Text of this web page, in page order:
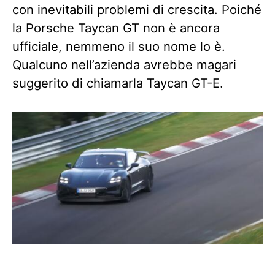
con inevitabili problemi di crescita. Poiché
la Porsche Taycan GT non è ancora
ufficiale, nemmeno il suo nome lo è.
Qualcuno nell’azienda avrebbe magari
suggerito di chiamarla Taycan GT-E.